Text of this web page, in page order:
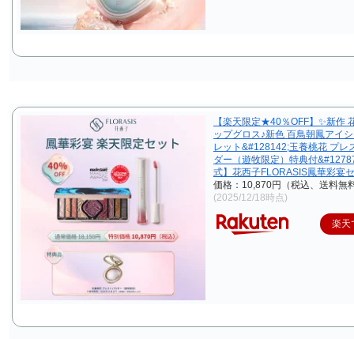
【楽天限定★40％OFF】✨新作
ップグロス♪新色 百鳥朝鳳アイ
レット&#128142;玉養桃花 プレ
ダー（遊牧限定）特典付
式】花西子FLORASIS鳳華彩宴
価格：10,870円（税込、送料無
(2025/12/18時点)
楽天